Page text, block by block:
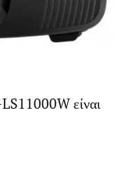
είναι